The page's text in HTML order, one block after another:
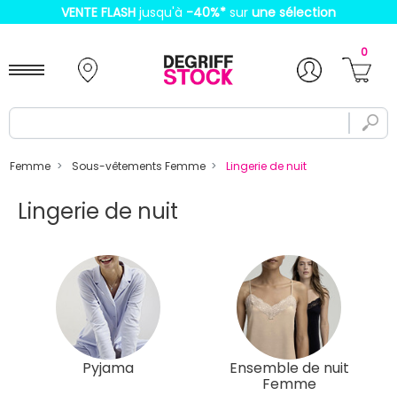
VENTE FLASH jusqu'à -40%* sur une sélection
0
Femme Sous-vêtements Femme Lingerie de nuit
Lingerie de nuit
Pyjama Ensemble de nuit
Femme